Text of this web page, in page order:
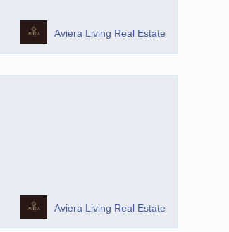
Aviera Living Real Estate
Aviera Living Real Estate